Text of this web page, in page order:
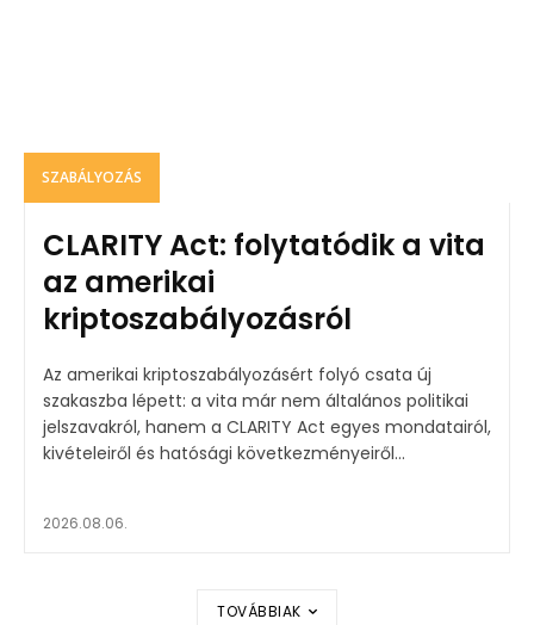
SZABÁLYOZÁS
CLARITY Act: folytatódik a vita
az amerikai
kriptoszabályozásról
Az amerikai kriptoszabályozásért folyó csata új
szakaszba lépett: a vita már nem általános politikai
jelszavakról, hanem a CLARITY Act egyes mondatairól,
kivételeiről és hatósági következményeiről...
2026.08.06.
TOVÁBBIAK